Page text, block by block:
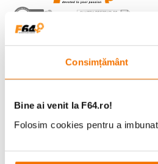
Consimțământ
Bine ai venit la F64.ro!
Folosim cookies pentru a